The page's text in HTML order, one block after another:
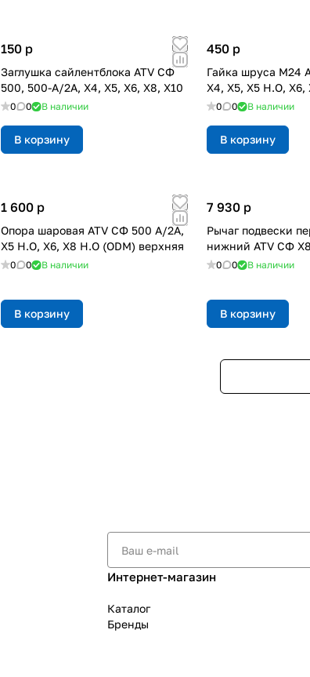
150 p
Заглушка сайлентблока ATV СФ
500, 500-A/2A, X4, X5, X6, X8, X10
0 0 В наличии
В корзину
450 p
Гайка шруса М24
X4, X5, X5 H.O, X6,
0 0 В наличии
В корзину
1 600 p
Опора шаровая ATV СФ 500 A/2A,
X5 H.O, X6, X8 H.O (ODM) верхняя
0 0 В наличии
В корзину
7 930 p
Рычаг подвески
нижний ATV СФ X8
0 0 В наличии
В корзину
Интернет-магазин
Каталог
Бренды